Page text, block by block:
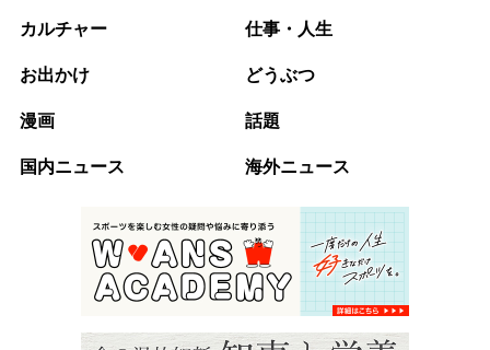
カルチャー 仕事・人生
お出かけ どうぶつ
漫画 話題
国内ニュース 海外ニュース